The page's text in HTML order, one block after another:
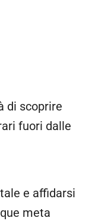
di scoprire
fuori dalle
e affidarsi
meta